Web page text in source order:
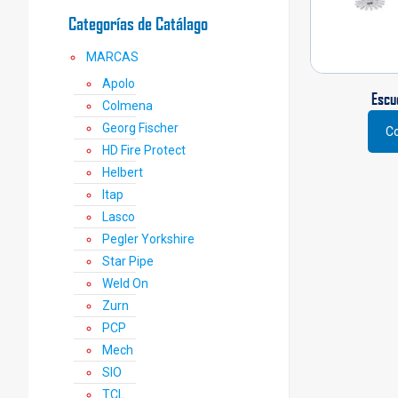
Este
Categorías de Catálago
MARCAS
Apolo
Colmena
Georg Fischer
HD Fire Protect
Helbert
Itap
Lasco
Pegler Yorkshire
Star Pipe
Weld On
Zurn
PCP
Mech
SIO
TCL